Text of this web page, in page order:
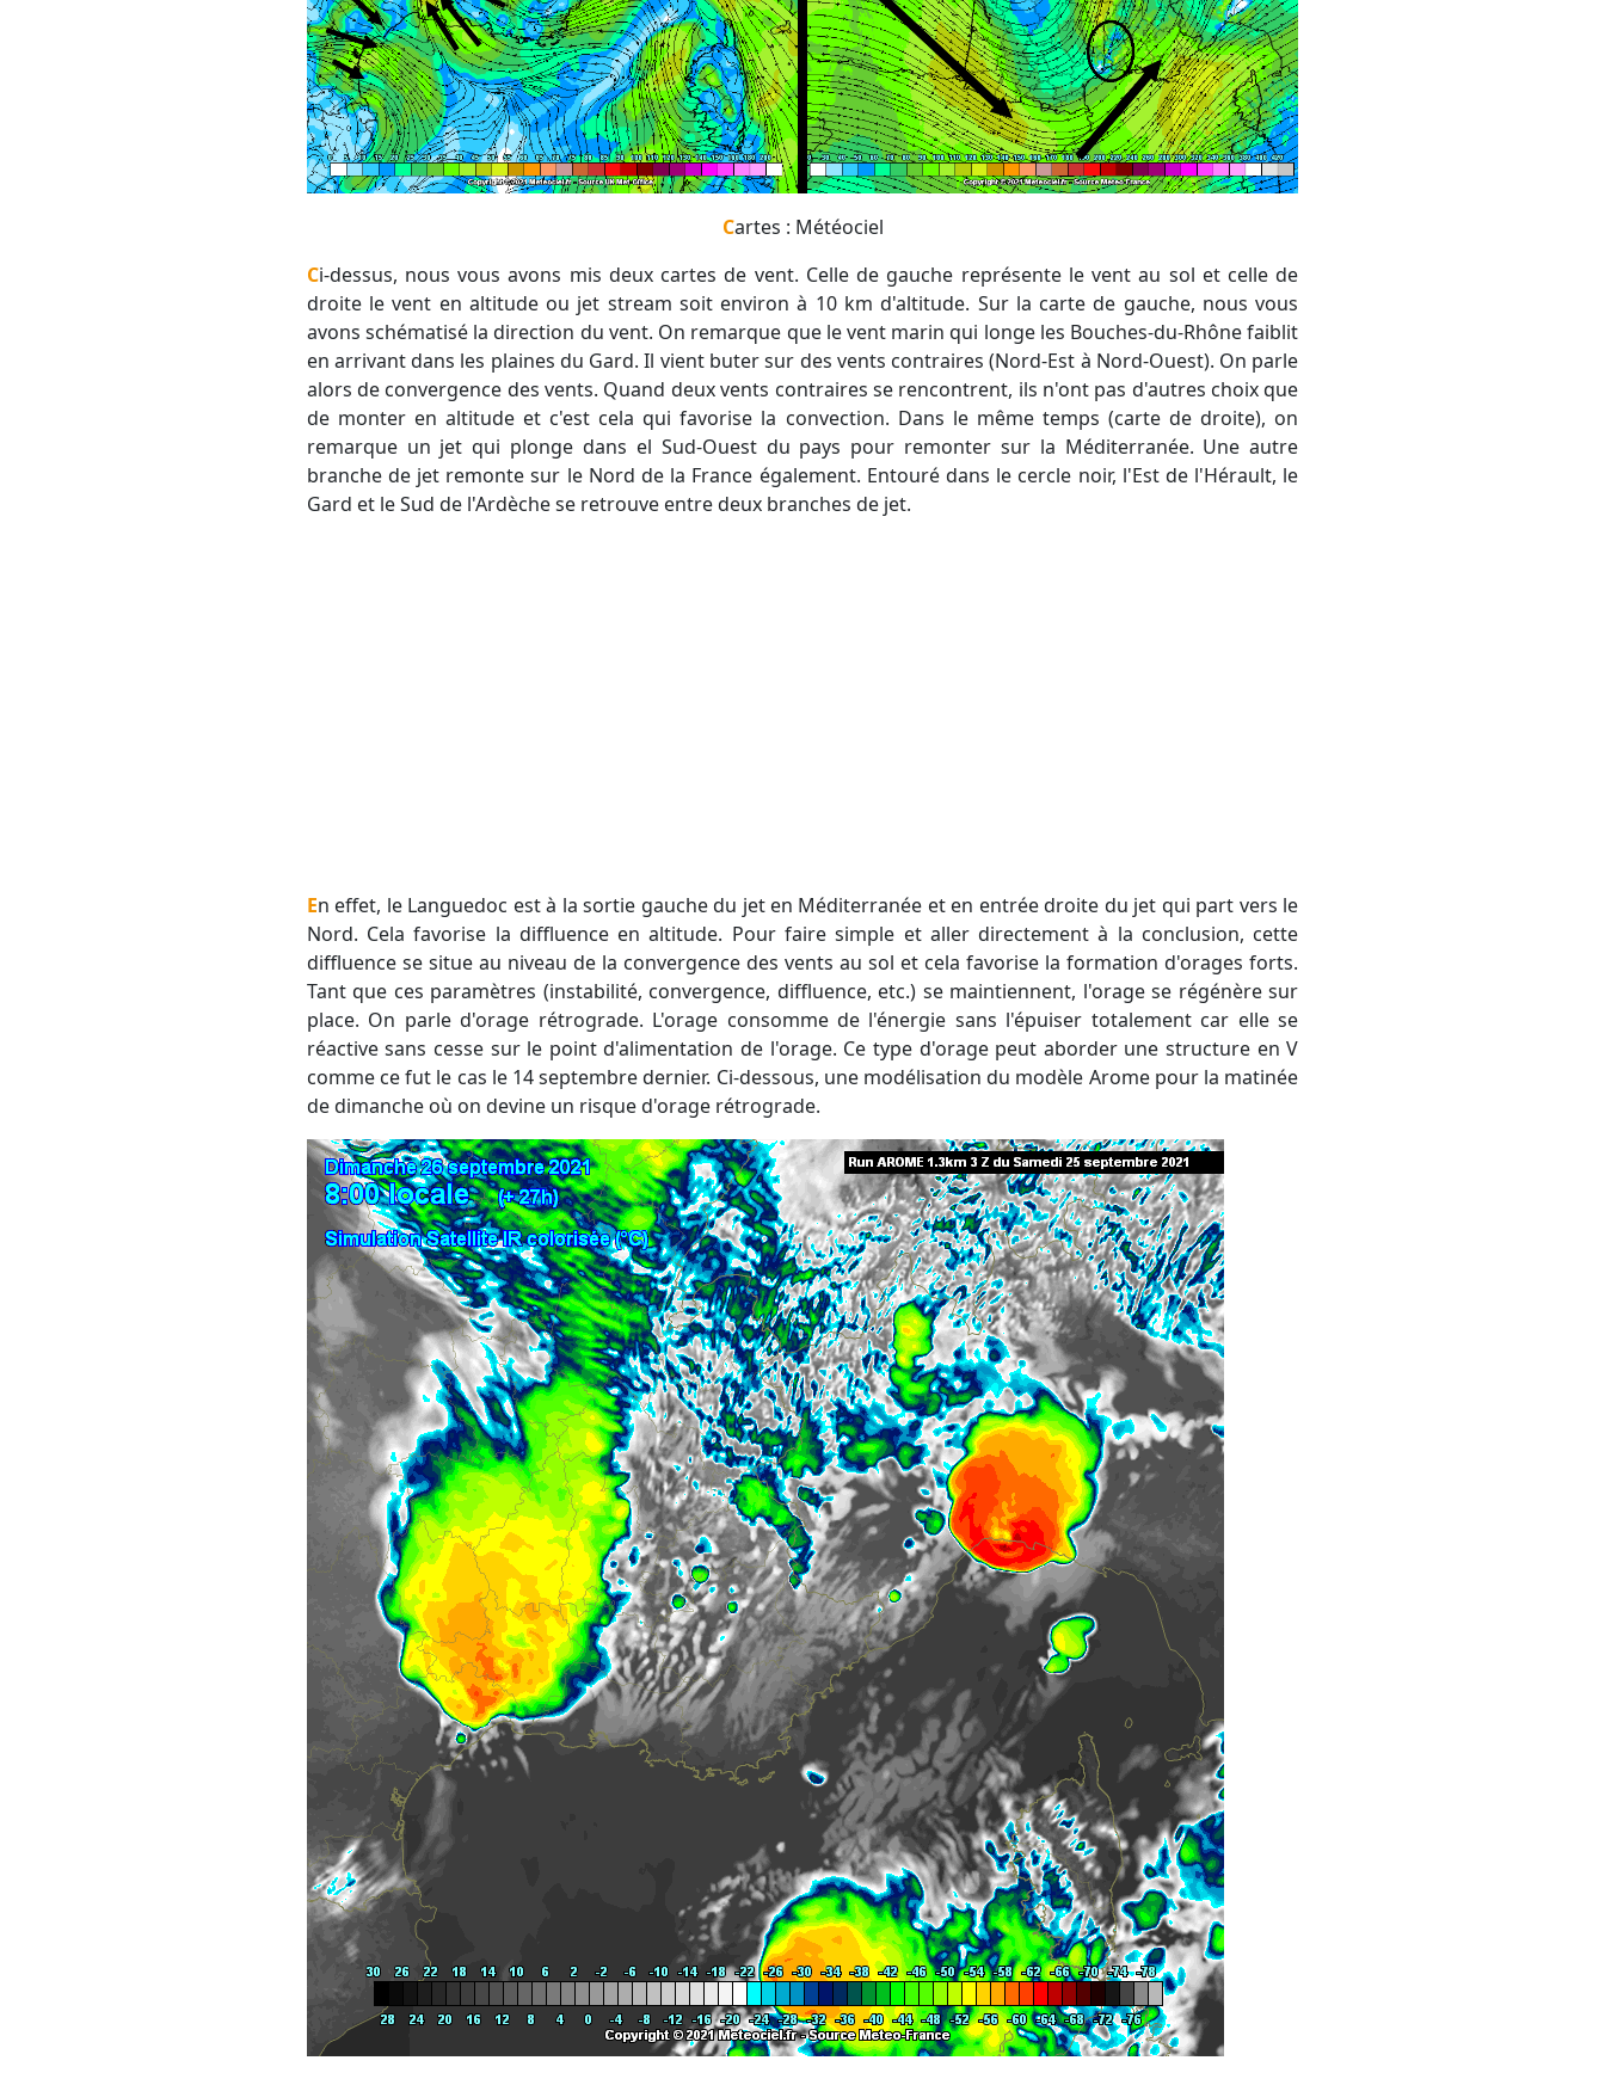
Cartes : Météociel
Ci-dessus, nous vous avons mis deux cartes de vent. Celle de gauche représente le vent au sol et celle de
droite le vent en altitude ou jet stream soit environ à 10 km d'altitude. Sur la carte de gauche, nous vous
avons schématisé la direction du vent. On remarque que le vent marin qui longe les Bouches-du-Rhône faiblit
en arrivant dans les plaines du Gard. Il vient buter sur des vents contraires (Nord-Est à Nord-Ouest). On parle
alors de convergence des vents. Quand deux vents contraires se rencontrent, ils n'ont pas d'autres choix que
de monter en altitude et c'est cela qui favorise la convection. Dans le même temps (carte de droite), on
remarque un jet qui plonge dans el Sud-Ouest du pays pour remonter sur la Méditerranée. Une autre
branche de jet remonte sur le Nord de la France également. Entouré dans le cercle noir, l'Est de l'Hérault, le
Gard et le Sud de l'Ardèche se retrouve entre deux branches de jet.
En effet, le Languedoc est à la sortie gauche du jet en Méditerranée et en entrée droite du jet qui part vers le
Nord. Cela favorise la diffluence en altitude. Pour faire simple et aller directement à la conclusion, cette
diffluence se situe au niveau de la convergence des vents au sol et cela favorise la formation d'orages forts.
Tant que ces paramètres (instabilité, convergence, diffluence, etc.) se maintiennent, l'orage se régénère sur
place. On parle d'orage rétrograde. L'orage consomme de l'énergie sans l'épuiser totalement car elle se
réactive sans cesse sur le point d'alimentation de l'orage. Ce type d'orage peut aborder une structure en V
comme ce fut le cas le 14 septembre dernier. Ci-dessous, une modélisation du modèle Arome pour la matinée
de dimanche où on devine un risque d'orage rétrograde.